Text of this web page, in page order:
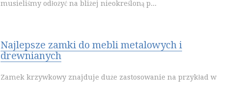
musieliśmy odłożyć na bliżej nieokreśloną p...
Najlepsze zamki do mebli metalowych i
drewnianych
Zamek krzywkowy znajduje duże zastosowanie na przykład w